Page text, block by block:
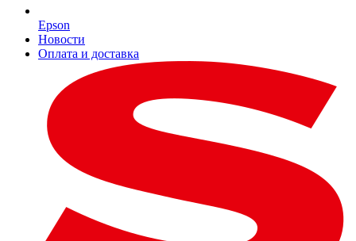
Epson
Новости
Оплата и доставка